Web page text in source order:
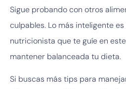
Sigue probando con otros
culpables. Lo más inteligente
nutricionista que te guíe en
mantener balanceada tu dieta.
Si buscas más tips para